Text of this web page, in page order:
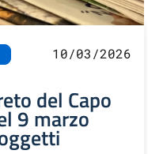
10/03/2026
del Capo
9 marzo